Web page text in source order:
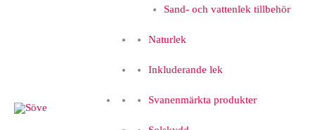
Sand- och vattenlek tillbehör
Naturlek
Inkluderande lek
Svanenmärkta produkter